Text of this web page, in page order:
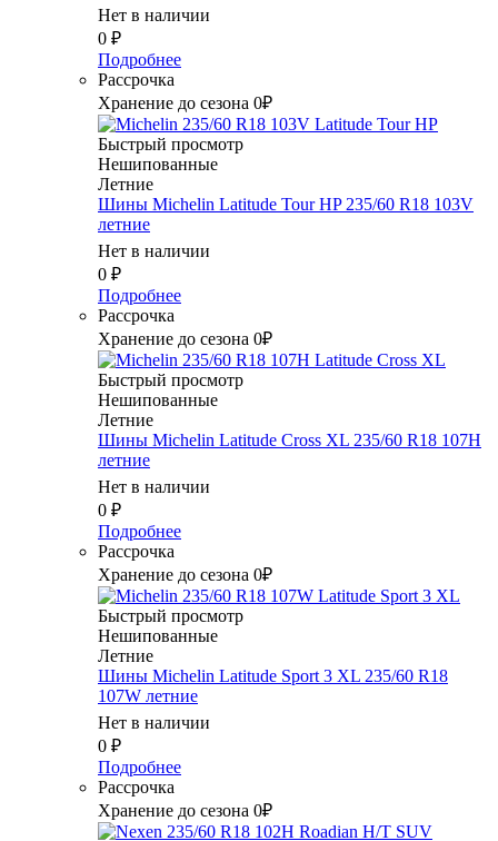
Нет в наличии
0 ₽
Подробнее
Рассрочка
Хранение до сезона 0₽
Быстрый просмотр
Нешипованные
Летние
Шины Michelin Latitude Tour HP 235/60 R18 103V
летние
Нет в наличии
0 ₽
Подробнее
Рассрочка
Хранение до сезона 0₽
Быстрый просмотр
Нешипованные
Летние
Шины Michelin Latitude Cross XL 235/60 R18 107H
летние
Нет в наличии
0 ₽
Подробнее
Рассрочка
Хранение до сезона 0₽
Быстрый просмотр
Нешипованные
Летние
Шины Michelin Latitude Sport 3 XL 235/60 R18
107W летние
Нет в наличии
0 ₽
Подробнее
Рассрочка
Хранение до сезона 0₽